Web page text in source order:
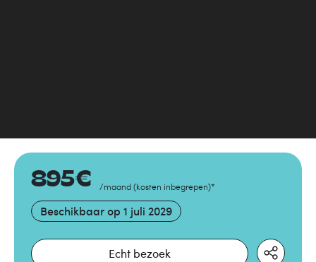
895€ /maand (kosten inbegrepen)*
Beschikbaar op 1 juli 2029
Echt bezoek